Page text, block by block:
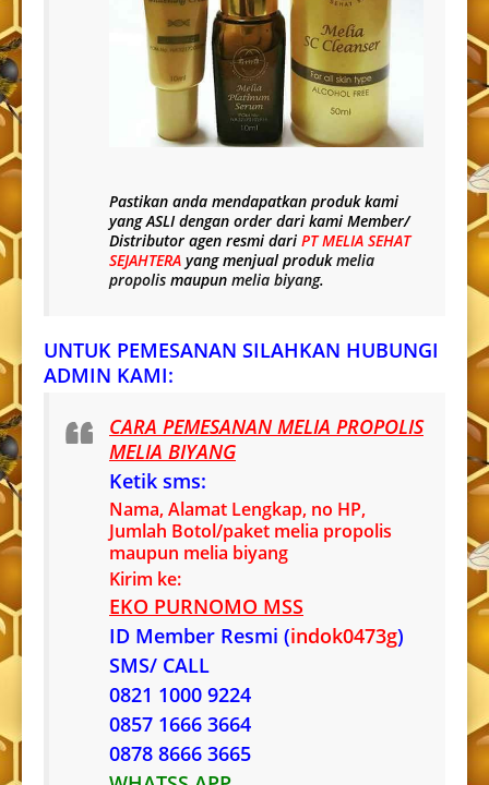
Pastikan anda mendapatkan produk kami
yangASLIdengan order dari kami Member/
Distributor agen resmi dari PT MELIA SEHAT
SEJAHTERA yang menjual produkmelia
propolis maupun melia biyang.
UNTUK PEMESANAN SILAHKAN HUBUNGI
ADMIN KAMI:
CARA PEMESANAN MELIA PROPOLIS
MELIA BIYANG
Ketik sms:
Nama, Alamat Lengkap, no HP,
Jumlah Botol/paket melia propolis
maupun melia biyang
Kirim ke:
EKO PURNOMO MSS
ID Member Resmi (indok0473g)
SMS/ CALL
0821 1000 9224
0857 1666 3664
0878 8666 3665